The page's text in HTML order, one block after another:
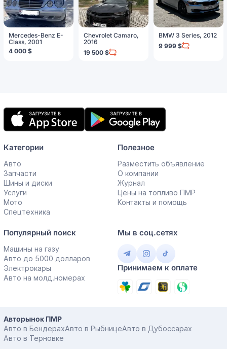
Mercedes-Benz E-
Class, 2001
4 000 $
Chevrolet Camaro,
2016
19 500 $
BMW 3 Series, 2012
9 999 $
Мобильное
приложение
Категории
Авто
Запчасти
Шины и диски
Услуги
Мото
Спецтехника
Полезное
Разместить объявление
О компании
Журнал
Цены на топливо ПМР
Контакты и помощь
Популярный поиск
Машины на газу
Авто до 5000 долларов
Электрокары
Авто на молд.номерах
Мы в соц.сетях
Принимаем к оплате
Авторынок ПМР
Авто в БендерахАвто в РыбницеАвто в Дубоссарах
Авто в Терновке